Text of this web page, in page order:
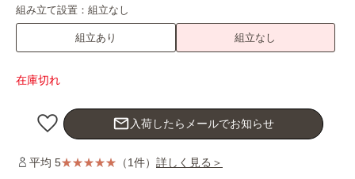
組み立て設置： 組立なし
組立あり 組立なし
在庫切れ
mail_outline 入荷したらメールでお知らせ
平均 5 （1件） 詳しく見る＞